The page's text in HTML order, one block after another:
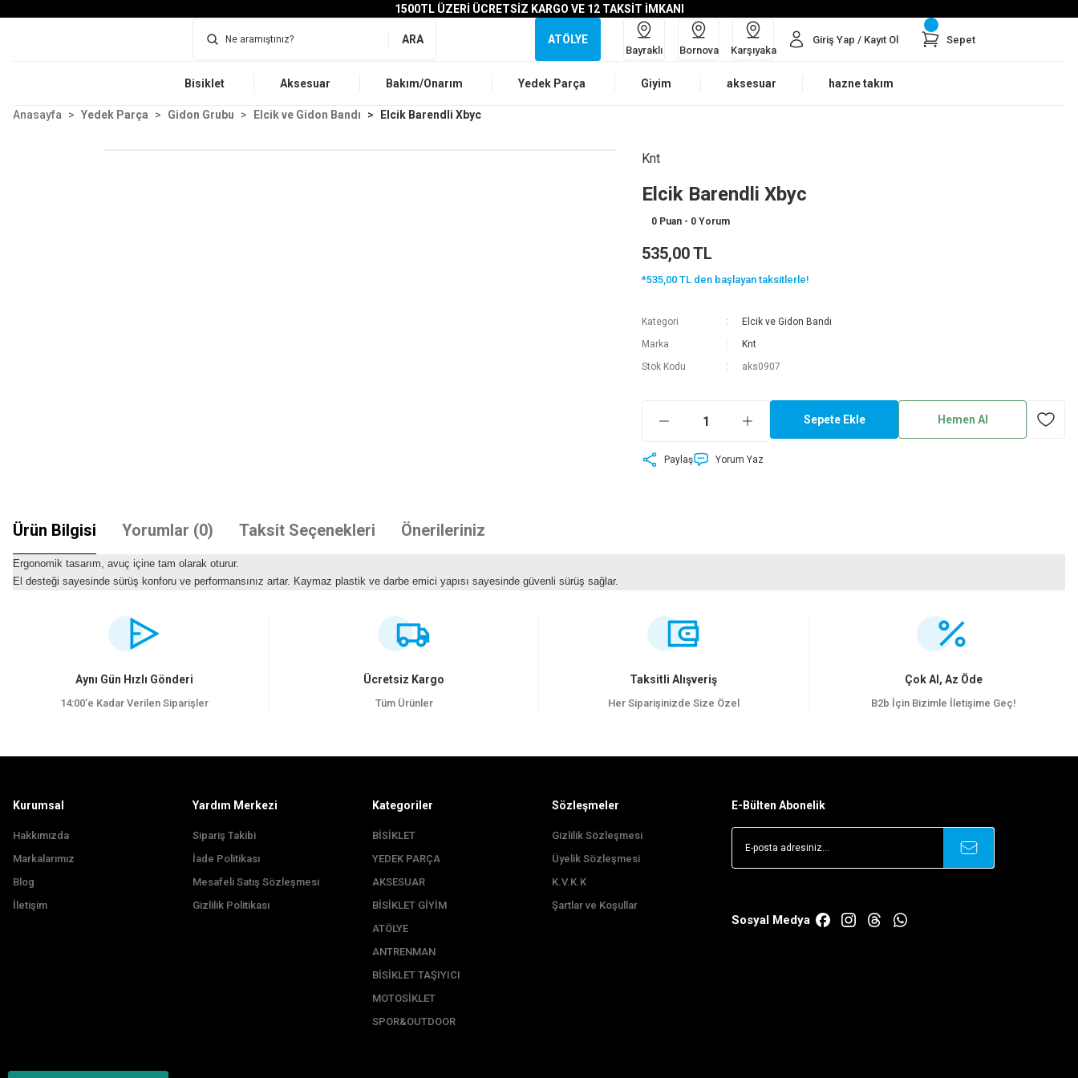
1500TL ÜZERİ ÜCRETSİZ KARGO VE 12 TAKSİT İMKANI
ARA ATÖLYE
Bayraklı Bornova Karşıyaka
Giriş Yap / Kayıt Ol Sepet
Bisiklet Aksesuar Bakım/Onarım Yedek Parça Giyim aksesuar hazne takım
Anasayfa Yedek Parça Gidon Grubu Elcik ve Gidon Bandı Elcik Barendli Xbyc
Knt
Elcik Barendli Xbyc
0 Puan - 0 Yorum
535,00 TL
*535,00 TL den başlayan taksitlerle!
Kategori
Elcik ve Gidon Bandı
Marka
Knt
Stok Kodu
aks0907
Sepete Ekle Hemen Al
Paylaş Yorum Yaz
Ürün Bilgisi Yorumlar (0) Taksit Seçenekleri Önerileriniz
Ergonomik tasarım, avuç içine tam olarak oturur.
El desteği sayesinde sürüş konforu ve performansınız artar. Kaymaz plastik ve darbe emici yapısı sayesinde güvenli sürüş sağlar.
Görüş ve önerileriniz için teşekkür ederiz.
Ürün açıklamasında eksik bilgiler bulunuyor.
Ürün bilgilerinde hatalar bulunuyor.
Aynı Gün Hızlı Gönderi
14:00’e Kadar Verilen Siparişler
Ücretsiz Kargo
Tüm Ürünler
Taksitli Alışveriş
Her Siparişinizde Size Özel
Çok Al, Az Öde
B2b İçin Bizimle İletişime Geç!
Kurumsal
Hakkımızda
Markalarımız
Blog
İletişim
Yardım Merkezi
Sipariş Takibi
İade Politikası
Mesafeli Satış Sözleşmesi
Gizlilik Politikası
Kategoriler
BİSİKLET
YEDEK PARÇA
AKSESUAR
BİSİKLET GİYİM
ATÖLYE
ANTRENMAN
BİSİKLET TAŞIYICI
MOTOSİKLET
SPOR&OUTDOOR
Sözleşmeler
Gizlilik Sözleşmesi
Üyelik Sözleşmesi
K.V.K.K
Şartlar ve Koşullar
E-Bülten Abonelik
Sosyal Medya